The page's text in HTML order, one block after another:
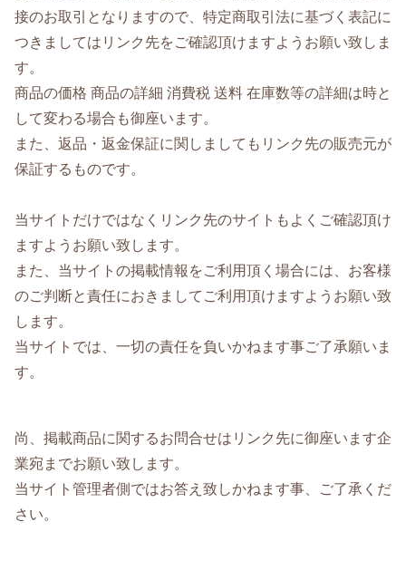
接のお取引となりますので、特定商取引法に基づく表記に
つきましてはリンク先をご確認頂けますようお願い致しま
す。
商品の価格 商品の詳細 消費税 送料 在庫数等の詳細は時と
して変わる場合も御座います。
また、返品・返金保証に関しましてもリンク先の販売元が
保証するものです。
当サイトだけではなくリンク先のサイトもよくご確認頂け
ますようお願い致します。
また、当サイトの掲載情報をご利用頂く場合には、お客様
のご判断と責任におきましてご利用頂けますようお願い致
します。
当サイトでは、一切の責任を負いかねます事ご了承願いま
す。
尚、掲載商品に関するお問合せはリンク先に御座います企
業宛までお願い致します。
当サイト管理者側ではお答え致しかねます事、ご了承くだ
さい。